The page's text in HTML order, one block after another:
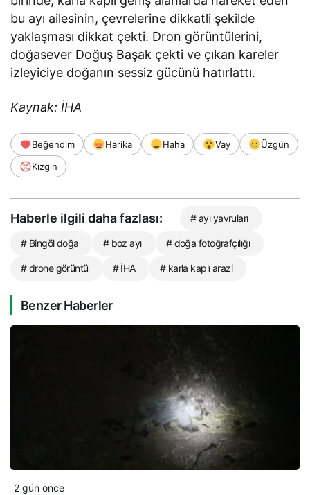
bu ayı ailesinin, çevrelerine dikkatli şekilde
yaklaşması dikkat çekti. Dron görüntülerini,
doğasever Doğuş Başak çekti ve çıkan kareler
izleyiciye doğanın sessiz gücünü hatırlattı.
Kaynak: İHA
Beğendim Harika Haha Vay
Üzgün
Kızgın
Haberle ilgili daha fazlası: # ayı yavruları
# Bingöl doğa # boz ayı # doğa fotoğrafçılığı
# drone görüntü # İHA # karla kaplı arazi
Benzer Haberler
2 gün önce